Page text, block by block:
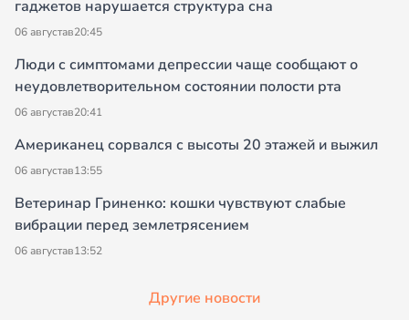
гаджетов нарушается структура сна
06 августав20:45
Люди с симптомами депрессии чаще сообщают о
неудовлетворительном состоянии полости рта
06 августав20:41
Американец сорвался с высоты 20 этажей и выжил
06 августав13:55
Ветеринар Гриненко: кошки чувствуют слабые
вибрации перед землетрясением
06 августав13:52
Другие новости